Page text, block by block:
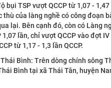
bụi TSP vượt QCCP từ 1,07 -
của làng nghề có công đoạn
lại. Bên cạnh đó, còn có Làng
lần, chỉ vượt QCCP vào đợt
từ 1,17 - 1,3 lần QCCP.
Bình: Trên dòng chính sông
Bình tại xã Thái Tân, huyện